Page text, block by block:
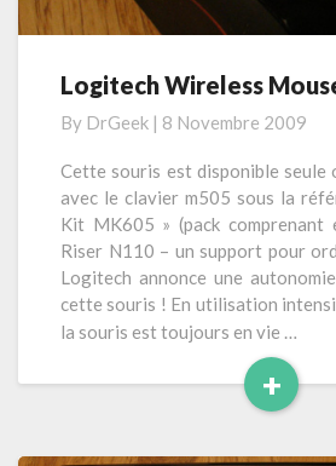
2
0
t
e
L
o
g
i
t
e
c
h
W
i
s
Logitech Wireless
By DrGeek | 8 Novembre 2009
Cette souris est disponible seule
avec le clavier m505 sous la
Kit MK605 » (pack comprenant
Riser N110 – un support pour
Logitech annonce une
cette souris ! En utilisation
la souris est toujours en vie …
+
L